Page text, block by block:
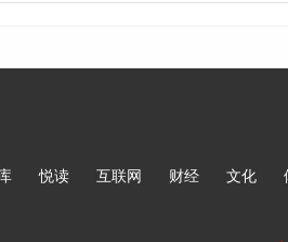
悦读 互联网 财经 文化